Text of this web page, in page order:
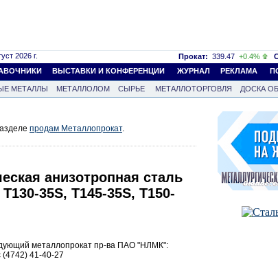
2026 г. Прокат: 339.47 +0.4%
ВЫСТАВКИ И КОНФЕРЕНЦИИ ЖУРНАЛ РЕКЛАМА
МЕТАЛЛЫ МЕТАЛЛОЛОМ СЫРЬЕ МЕТАЛЛОТОРГОВЛЯ
ДОСКА
продам Металлопрокат.
анизотропная сталь
35S, T145-35S, T150-
металлопрокат пр-ва ПАО "НЛМК":
41-40-27